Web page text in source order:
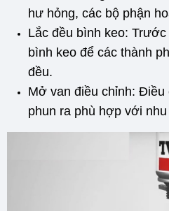
hư hỏng, các bộ phận
Lắc đều bình keo:
bình keo để các thành
đều.
Mở van điều chỉnh:
phun ra phù hợp với